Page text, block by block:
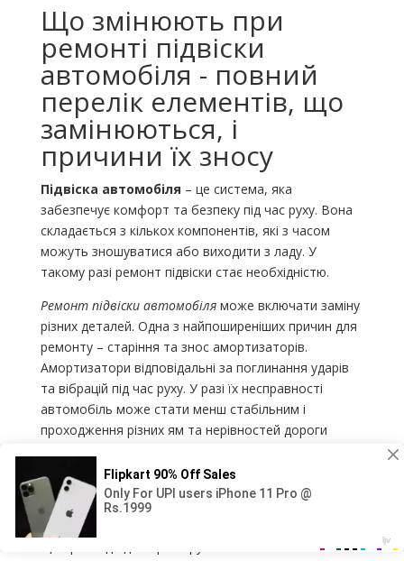
Що змінюють при
ремонті підвіски
автомобіля - повний
перелік елементів, що
замінюються, і
причини їх зносу
Підвіска автомобіля – це система, яка
забезпечує комфорт та безпеку під час руху. Вона
складається з кількох компонентів, які з часом
можуть зношуватися або виходити з ладу. У
такому разі ремонт підвіски стає необхідністю.
Ремонт підвіски автомобіляможе включати заміну
різних деталей. Одна з найпоширеніших причин для
ремонту – старіння та знос амортизаторів.
Амортизатори відповідальні за поглинання ударів
та вібрацій під час руху. У разі їх несправності
автомобіль може стати менш стабільним і
проходження різних ям та нерівностей дороги
Під час ремонту підвіскитакож може
знадобитися заміна пружин. Іноді пружини можуть
поламатися або їх властивості можуть змінитися,
що призведе до втрати рухливості автомобіля та